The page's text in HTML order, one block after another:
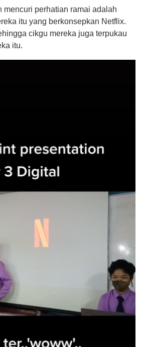
mencuri perhatian ramai adalah
itu yang berkonsepkan Netflix.
cikgu mereka juga terpukau
itu.